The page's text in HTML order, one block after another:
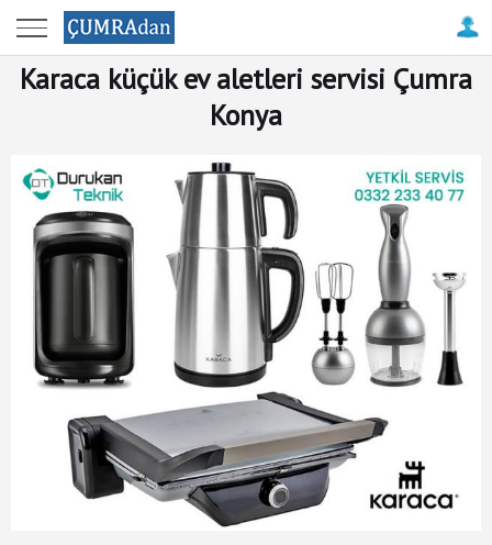
Anasayfa
Çumra
Çatalhöyük
Antik
Kenti
Firma
Resimler
Karaca küçük ev aletleri servisi Çumra
Konya